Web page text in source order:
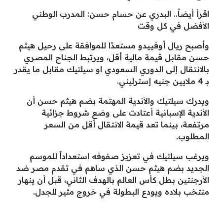
اقرأ أيضاً.. البدري عن حسام حسن: المدرب الوطني
الأفضل في كل وقت
وأصبح ريال أوفييدو مستعدًا للموافقة على رحيل هيثم
حسن مقابل قيمة مالية أقل، ويرتبط الجناح المصري
بالانتقال إلى الدوري السعودي او سيلتيك مقابل ما يقدر
بـ 4 ملايين جنيه إسترليني.
ويدرك سيلتيك والأندية المهتمة بضم هيثم حسن أن
الأندية الإسبانية أعتادت على وضع شروط جزائية
مرتفعة، بينما تعد قيمة الانتقال أقل من السعر
المطلوب.
ويرغب سيلتيك في تعزيز صفوفه استعداداً للموسم
الجديد بضم هيثم حسن الذي ساهم في تقدم مصر ضد
الأرجنتين بطل كأس العالم بالهدف الثاني، قبل أن ينهار
منتخب بلاده ويودع البطولة في خروج مثير للجدل.